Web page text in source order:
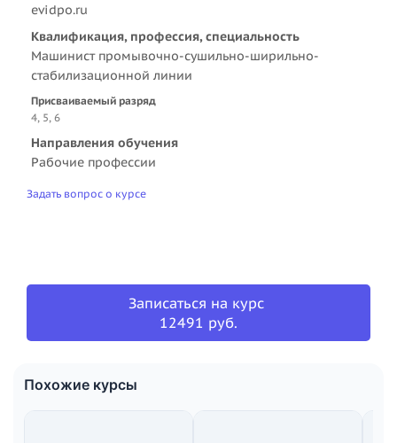
evidpo.ru
Квалификация, профессия, специальность
Машинист промывочно-сушильно-ширильно-
стабилизационной линии
Присваиваемый разряд
4, 5, 6
Направления обучения
Рабочие профессии
Задать вопрос о курсе
Записаться на курс
12491 руб.
Похожие курсы